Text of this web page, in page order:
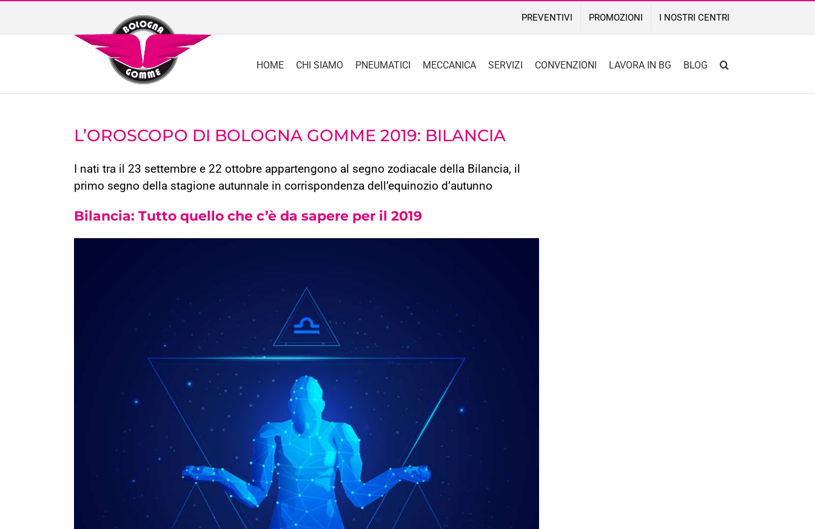
content
PREVENTIVI PROMOZIONI I NOSTRI CENTRI
HOME CHI SIAMO PNEUMATICI MECCANICA SERVIZI CONVENZIONI LAVORA IN BG BLOG
L’OROSCOPO DI BOLOGNA GOMME 2019: BILANCIA
I nati tra il 23 settembre e 22 ottobre appartengono al segno zodiacale della Bilancia, il
primo segno della stagione autunnale in corrispondenza dell’equinozio d’autunno
Bilancia: Tutto quello che c’è da sapere per il 2019